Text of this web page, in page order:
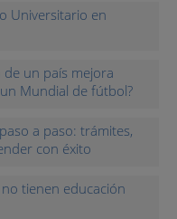
Universitario en
de un país mejora
Mundial de fútbol?
a paso: trámites,
con éxito
tienen educación